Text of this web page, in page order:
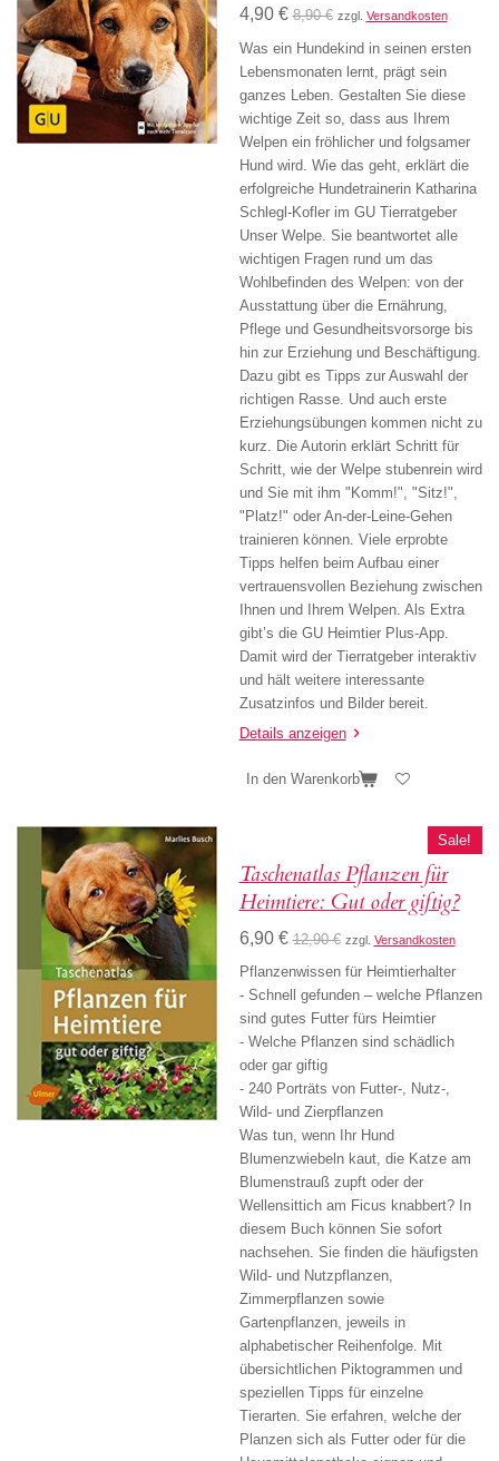
4,90 € 8,90 € zzgl. Versandkosten
Was ein Hundekind in seinen ersten
Lebensmonaten lernt, prägt sein
ganzes Leben. Gestalten Sie diese
wichtige Zeit so, dass aus Ihrem
Welpen ein fröhlicher und folgsamer
Hund wird. Wie das geht, erklärt die
erfolgreiche Hundetrainerin Katharina
Schlegl-Kofler im GU Tierratgeber
Unser Welpe. Sie beantwortet alle
wichtigen Fragen rund um das
Wohlbefinden des Welpen: von der
Ausstattung über die Ernährung,
Pflege und Gesundheitsvorsorge bis
hin zur Erziehung und Beschäftigung.
Dazu gibt es Tipps zur Auswahl der
richtigen Rasse. Und auch erste
Erziehungsübungen kommen nicht zu
kurz. Die Autorin erklärt Schritt für
Schritt, wie der Welpe stubenrein wird
und Sie mit ihm "Komm!", "Sitz!",
"Platz!" oder An-der-Leine-Gehen
trainieren können. Viele erprobte
Tipps helfen beim Aufbau einer
vertrauensvollen Beziehung zwischen
Ihnen und Ihrem Welpen. Als Extra
gibt’s die GU Heimtier Plus-App.
Damit wird der Tierratgeber interaktiv
und hält weitere interessante
Zusatzinfos und Bilder bereit.
Details anzeigen
In den Warenkorb
Sale!
Taschenatlas Pflanzen für
Heimtiere: Gut oder giftig?
6,90 € 12,90 € zzgl. Versandkosten
Pflanzenwissen für Heimtierhalter
- Schnell gefunden – welche Pflanzen
sind gutes Futter fürs Heimtier
- Welche Pflanzen sind schädlich
oder gar giftig
- 240 Porträts von Futter-, Nutz-,
Wild- und Zierpflanzen
Was tun, wenn Ihr Hund
Blumenzwiebeln kaut, die Katze am
Blumenstrauß zupft oder der
Wellensittich am Ficus knabbert? In
diesem Buch können Sie sofort
nachsehen. Sie finden die häufigsten
Wild- und Nutzpflanzen,
Zimmerpflanzen sowie
Gartenpflanzen, jeweils in
alphabetischer Reihenfolge. Mit
übersichtlichen Piktogrammen und
speziellen Tipps für einzelne
Tierarten. Sie erfahren, welche der
Planzen sich als Futter oder für die